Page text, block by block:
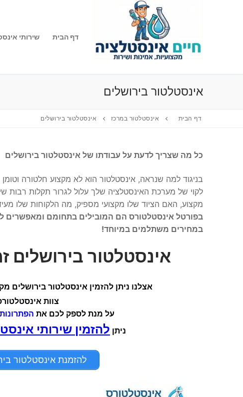
דף הבית שירותי
אינסטלטור בירושלים
דף הבית אינסטלטור במרכז אינסטלטור בירושלים
כל מה שצריך לדעת על עבודתו של אינסטלטור בירושלים
בניגוד למה שנראה, אינסטלטור הוא לא מקצוע חלטורה
לקוי של מערכת האינסטלציה שלך עלול לגרור תקלות רבות
מקצוע, האם הציוד שלו מקצועי מספיק, מה הלקוחות שלו
בפורטל אינסטלטורס הם המובילים בתחומם ומאפשרים
במחירים משתלמים במיוחד!
אינסטלטור בירושלים זמין עבורך
אצלנו ניתן להזמין אינסטלטור בירושלים
צוות
על מנת לספק לכם את
ניתן להזמין שירותי
להזמנת אינסטלטור בירושלים